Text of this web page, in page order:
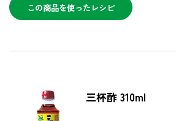
この商品を使ったレシピ
三杯酢 310ml